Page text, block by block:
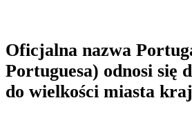
Oficjalna nazwa
Portuguesa) odnosi się
do wielkości miasta